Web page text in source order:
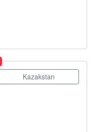
Kazakstan